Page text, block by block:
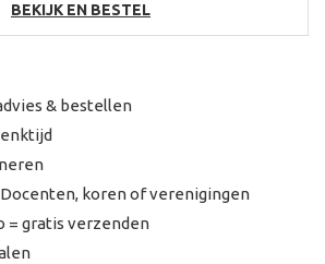
BEKIJK EN BESTEL
& bestellen
koren of verenigingen
= gratis verzenden